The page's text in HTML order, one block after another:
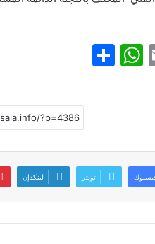
E
W
A
p
p
ar
e
تويتر لينكدإن